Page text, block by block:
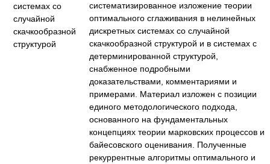
систематизированное изложение теории
оптимального сглаживания в нелинейных
дискретных системах со случайной
скачкообразной структурой и в системах с
детерминированной структурой,
снабженное подробными
доказательствами, комментариями и
примерами. Материал изложен с позиции
единого методологического подхода,
основанного на фундаментальных
концепциях теории марковских процессов и
байесовского оценивания. Полученные
рекуррентные алгоритмы оптимального и